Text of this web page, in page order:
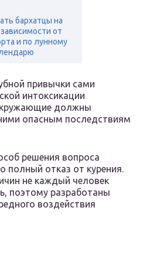
бархатцы на
от
и по лунному
привычки сами
интоксикации
должны
опасным последствиям
решения вопроса
полный отказ от курения.
не каждый человек
поэтому разработаны
воздействия